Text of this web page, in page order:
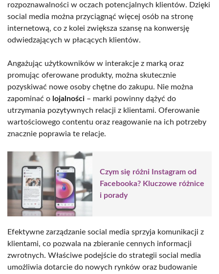
rozpoznawalności w oczach potencjalnych klientów. Dzięki
social media można przyciągnąć więcej osób na stronę
internetową, co z kolei zwiększa szansę na konwersję
odwiedzających w płacących klientów.
Angażując użytkowników w interakcje z marką oraz
promując oferowane produkty, można skutecznie
pozyskiwać nowe osoby chętne do zakupu. Nie można
zapominać o lojalności – marki powinny dążyć do
utrzymania pozytywnych relacji z klientami. Oferowanie
wartościowego contentu oraz reagowanie na ich potrzeby
znacznie poprawia te relacje.
Czym się różni Instagram od
Facebooka? Kluczowe różnice
i porady
Efektywne zarządzanie social media sprzyja komunikacji z
klientami, co pozwala na zbieranie cennych informacji
zwrotnych. Właściwe podejście do strategii social media
umożliwia dotarcie do nowych rynków oraz budowanie